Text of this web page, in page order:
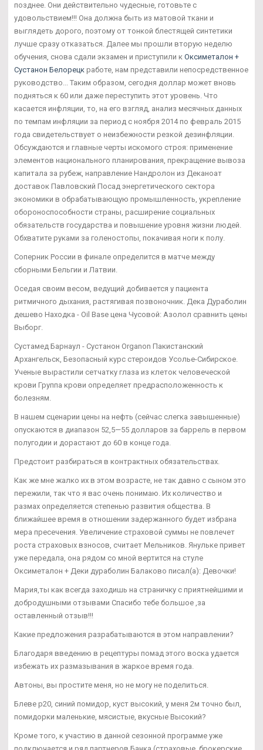
позднее. Они действительно чудесные, готовьте с
удовольствием!!! Она должна быть из матовой ткани и
выглядеть дорого, поэтому от тонкой блестящей синтетики
лучше сразу отказаться. Далее мы прошли вторую неделю
обучения, снова сдали экзамен и приступили к Оксиметалон +
Сустанон Белорецк работе, нам представили непосредственное
руководство... Таким образом, сегодня доллар может вновь
подняться к 60 или даже переступить этот уровень. Что
касается инфляции, то, на его взгляд, анализ месячных данных
по темпам инфляции за период с ноября 2014 по февраль 2015
года свидетельствует о неизбежности резкой дезинфляции.
Обсуждаются и главные черты искомого строя: применение
элементов национального планирования, прекращение вывоза
капитала за рубеж, направление Нандролон из Деканоат
доставок Павловский Посад энергетического сектора
экономики в обрабатывающую промышленность, укрепление
обороноспособности страны, расширение социальных
обязательств государства и повышение уровня жизни людей.
Обхватите руками за голеностопы, покачивая ноги к полу.
Соперник России в финале определится в матче между
сборными Бельгии и Латвии.
Оседая своим весом, ведущий добивается у пациента
ритмичного дыхания, растягивая позвоночник. Дека Дураболин
дешево Находка - Oil Base цена Чусовой: Азолол сравнить цены
Выборг.
Сустамед Барнаул - Сустанон Organon Пакистанский
Архангельск, Безопасный курс стероидов Усолье-Сибирское.
Ученые вырастили сетчатку глаза из клеток человеческой
крови Группа крови определяет предрасположенность к
болезням.
В нашем сценарии цены на нефть (сейчас слегка завышенные)
опускаются в диапазон 52,5—55 долларов за баррель в первом
полугодии и дорастают до 60 в конце года.
Предстоит разбираться в контрактных обязательствах.
Как же мне жалко их в этом возрасте, не так давно с сыном это
пережили, так что я вас очень понимаю. Их количество и
размах определяется степенью развития общества. В
ближайшее время в отношении задержанного будет избрана
мера пресечения. Увеличение страховой суммы не повлечет
роста страховых взносов, считает Мельников. Янульке привет
уже передала, она рядом со мной вертится на стуле
Оксиметалон + Деки дураболин Балаково писал(а): Девочки!
Мария,ты как всегда заходишь на страничку с приятнейшими и
добродушными отзывами Спасибо тебе большое ,за
оставленный отзыв!!!
Какие предложения разрабатываются в этом направлении?
Благодаря введению в рецептуры помад этого воска удается
избежать их размазывания в жаркое время года.
Автоны, вы простите меня, но не могу не поделиться.
Блеве р20, синий помидор, куст высокий, у меня 2м точно был,
помидорки маленькие, мясистые, вкусные Высокий?
Кроме того, к участию в данной сезонной программе уже